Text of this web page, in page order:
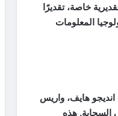
خاصة، تقديرًا
المعلومات
هايف، واريس
السحابة. هذه